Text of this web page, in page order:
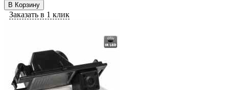
В Корзину
Заказать в 1 клик